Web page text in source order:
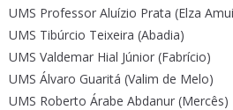
UMS Professor Aluízio Prata (Elza
UMS Tibúrcio Teixeira (Abadia)
UMS Valdemar Hial Júnior (Fabrício)
UMS Álvaro Guaritá (Valim de Melo)
UMS Roberto Árabe Abdanur (Mercês)